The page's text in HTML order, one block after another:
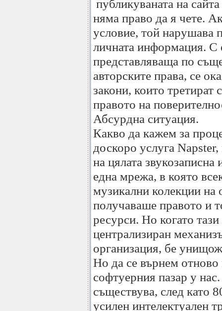
публикуваната на
няма право да я чете.
условие, той нарушава
личната информация.
представляваща по
авторските права, се
закони, които третират
правото на
Абсурдна ситуация.
Какво да кажем за
доскоро услуга
на цялата
една мрежа, в която
музикални колекции на
получаваше правото и
ресурси. Но когато
централизиран
организация, бе
Но да се върнем отново
софтуерния пазар у
съществува, след като
усилен интелектуален